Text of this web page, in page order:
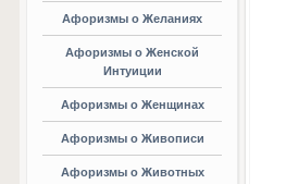
Афоризмы о Желаниях
Афоризмы о Женской
Интуиции
Афоризмы о Женщинах
Афоризмы о Живописи
Афоризмы о Животных